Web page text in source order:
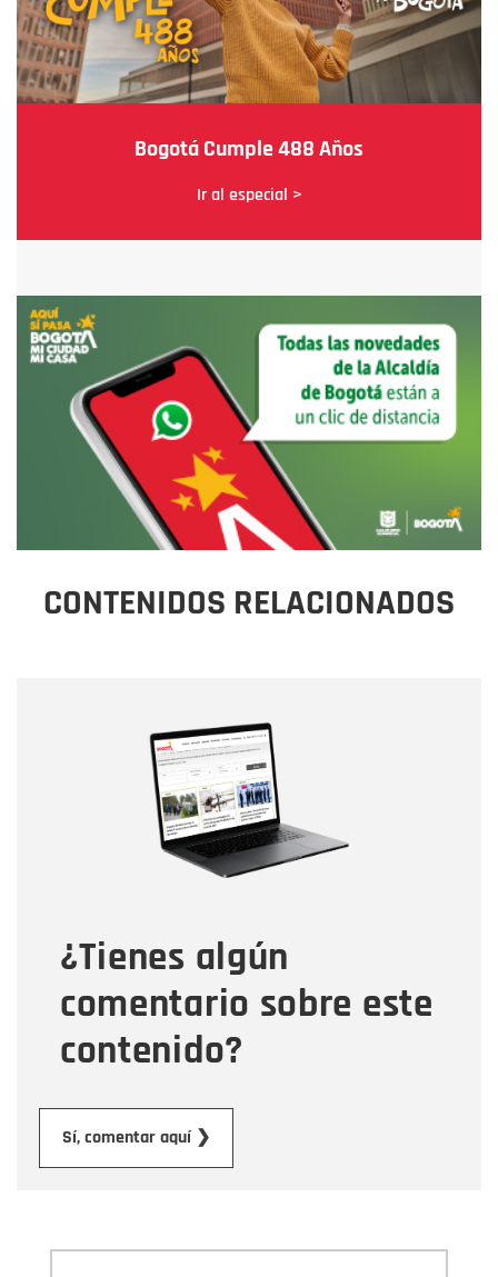
Bogotá Cumple 488 Años
Ir al especial >
CONTENIDOS RELACIONADOS
¿Tienes algún
comentario sobre este
contenido?
Sí, comentar aquí ❯
Correo electrónico
Tipo de comentario
Mensaje